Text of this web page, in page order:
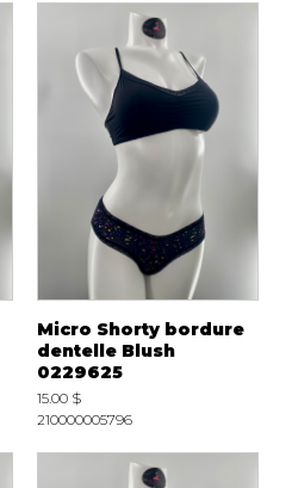
Micro Shorty bordure
dentelle Blush
0229625
15.00 $
210000005796